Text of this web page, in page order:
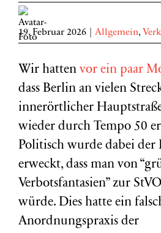
19. Februar 2026 Allgemein,
Wir hatten vor ein paar
dass Berlin an vielen
innerörtlicher
wieder durch Tempo 50
Politisch wurde dabei der
erweckt, dass man von
Verbotsfantasien” zur
würde. Dies hatte ein
Anordnungspraxis der